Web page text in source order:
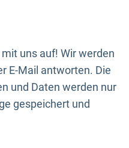
uns auf! Wir werden
E-Mail antworten. Die
und Daten werden nur
gespeichert und